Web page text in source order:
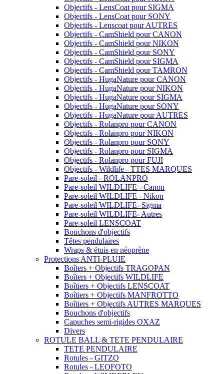
Objectifs - LensCoat pour SIGMA
Objectifs - LensCoat pour SONY
Objectifs - Lenscoat pour AUTRES
Objectifs - CamShield pour CANON
Objectifs - CamShield pour NIKON
Objectifs - CamShield pour SONY
Objectifs - CamShield pour SIGMA
Objectifs - CamShield pour TAMRON
Objectifs - HugaNature pour CANON
Objectifs - HugaNature pour NIKON
Objectifs - HugaNature pour SIGMA
Objectifs - HugaNature pour SONY
Objectifs - HugaNature pour AUTRES
Objectifs - Rolanpro pour CANON
Objectifs - Rolanpro pour NIKON
Objectifs - Rolanpro pour SONY
Objectifs - Rolanpro pour SIGMA
Objectifs - Rolanpro pour FUJI
Objectifs - Wildlife - TTES MARQUES
Pare-soleil - ROLANPRO
Pare-soleil WILDLIFE - Canon
Pare-soleil WILDLIFE - Nikon
Pare-soleil WILDLIFE- Sigma
Pare-soleil WILDLIFE- Autres
Pare-soleil LENSCOAT
Bouchons d'objectifs
Têtes pendulaires
Wraps & étuis en néoprène
Protections ANTI-PLUIE
Boîters + Objectifs TRAGOPAN
Boîters + Objectifs WILDLIFE
Boîtiers + Objectifs LENSCOAT
Boîtiers + Objectifs MANFROTTO
Boîtiers + Objectifs AUTRES MARQUES
Bouchons d'objectifs
Capuches semi-rigides OXAZ
Divers
ROTULE BALL & TETE PENDULAIRE
TETE PENDULAIRE
Rotules - GITZO
Rotules - LEOFOTO